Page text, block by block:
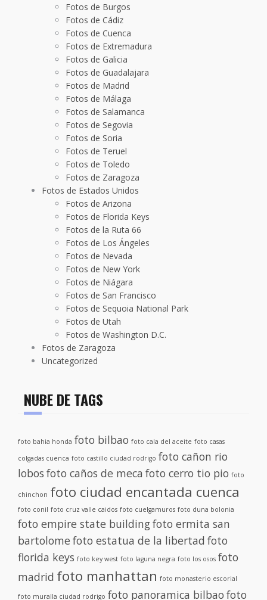
Fotos de Burgos
Fotos de Cádiz
Fotos de Cuenca
Fotos de Extremadura
Fotos de Galicia
Fotos de Guadalajara
Fotos de Madrid
Fotos de Málaga
Fotos de Salamanca
Fotos de Segovia
Fotos de Soria
Fotos de Teruel
Fotos de Toledo
Fotos de Zaragoza
Fotos de Estados Unidos
Fotos de Arizona
Fotos de Florida Keys
Fotos de la Ruta 66
Fotos de Los Ángeles
Fotos de Nevada
Fotos de New York
Fotos de Niágara
Fotos de San Francisco
Fotos de Sequoia National Park
Fotos de Utah
Fotos de Washington D.C.
Fotos de Zaragoza
Uncategorized
NUBE DE TAGS
foto bahia honda foto bilbao foto cala del aceite foto casas
colgadas cuenca foto castillo ciudad rodrigo foto cañon rio
lobos foto caños de meca foto cerro tio pio foto
chinchon foto ciudad encantada cuenca
foto conil foto cruz valle caidos foto cuelgamuros foto duna bolonia
foto empire state buildingfoto ermita san
bartolomefoto estatua de la libertad foto
florida keys foto key west foto laguna negra foto los osos foto
madrid foto manhattan foto monasterio escorial
foto muralla ciudad rodrigo foto panoramica bilbao foto